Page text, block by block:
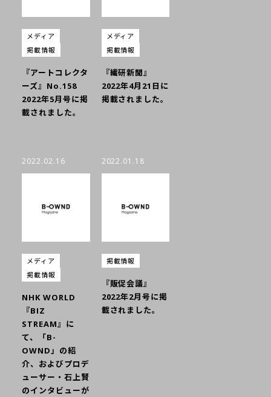
メディア
掲載情報
『アートコレクタ
ーズ』No.158
2022年5月号に掲
載されました。
メディア
掲載情報
『繊研新聞』
2022年4月21日に
掲載されました。
2022.02.16
メディア
掲載情報
NHK WORLD
『BIZ
STREAM』に
て、「B-
OWND」の紹
介、およびプロデ
ューサー・石上賢
のインタビューが
2022.01.18
掲載情報
『販促会議』
2022年2月号に掲
載されました。